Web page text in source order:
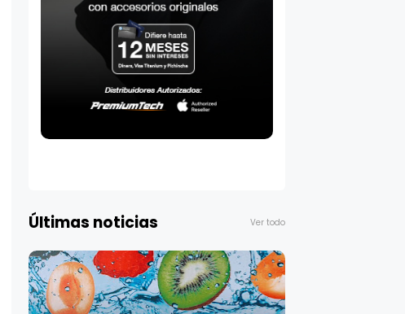
Últimas noticias Ver todo